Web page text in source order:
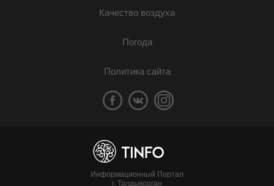
Качество воздуха
Погода
Политика сайта
Информационный Портал
г. Талдыкорган